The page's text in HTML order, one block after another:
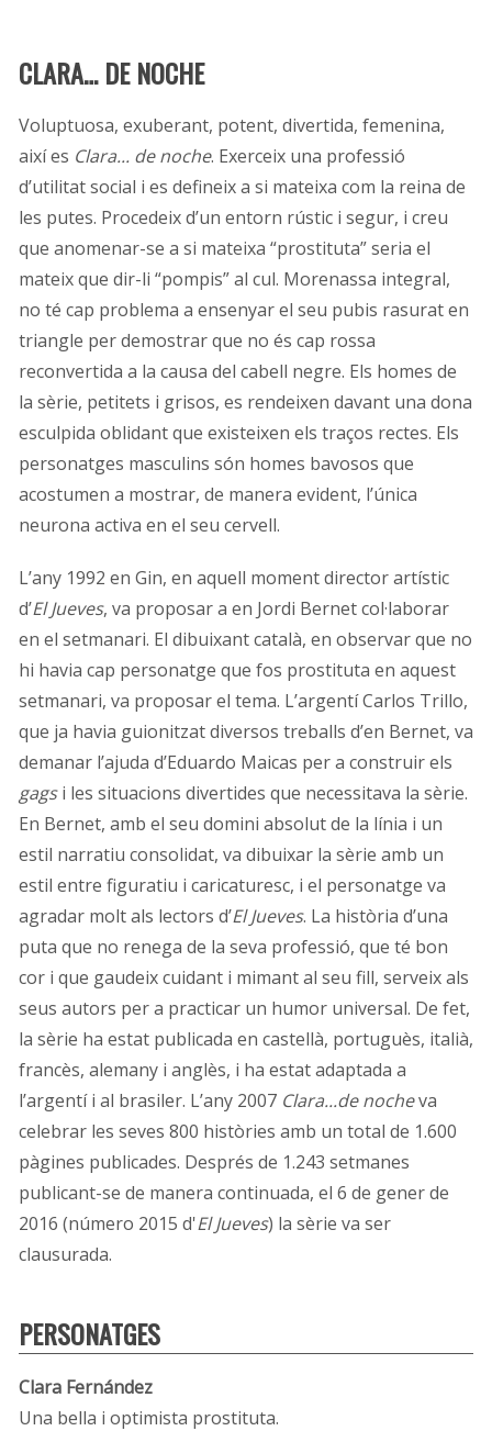
CLARA… DE NOCHE
Voluptuosa, exuberant, potent, divertida, femenina,
així es Clara... de noche. Exerceix una professió
d’utilitat social i es defineix a si mateixa com la reina de
les putes. Procedeix d’un entorn rústic i segur, i creu
que anomenar-se a si mateixa “prostituta” seria el
mateix que dir-li “pompis” al cul. Morenassa integral,
no té cap problema a ensenyar el seu pubis rasurat en
triangle per demostrar que no és cap rossa
reconvertida a la causa del cabell negre. Els homes de
la sèrie, petitets i grisos, es rendeixen davant una dona
esculpida oblidant que existeixen els traços rectes. Els
personatges masculins són homes bavosos que
acostumen a mostrar, de manera evident, l’única
neurona activa en el seu cervell.
L’any 1992 en Gin, en aquell moment director artístic
d’El Jueves, va proposar a en Jordi Bernet col·laborar
en el setmanari. El dibuixant català, en observar que no
hi havia cap personatge que fos prostituta en aquest
setmanari, va proposar el tema. L’argentí Carlos Trillo,
que ja havia guionitzat diversos treballs d’en Bernet, va
demanar l’ajuda d’Eduardo Maicas per a construir els
gagsi les situacions divertides que necessitava la sèrie.
En Bernet, amb el seu domini absolut de la línia i un
estil narratiu consolidat, va dibuixar la sèrie amb un
estil entre figuratiu i caricaturesc, i el personatge va
agradar molt als lectors d’El Jueves. La història d’una
puta que no renega de la seva professió, que té bon
cor i que gaudeix cuidant i mimant al seu fill, serveix als
seus autors per a practicar un humor universal. De fet,
la sèrie ha estat publicada en castellà, portuguès, italià,
francès, alemany i anglès, i ha estat adaptada a
l’argentí i al brasiler. L’any 2007 Clara...de nocheva
celebrar les seves 800 històries amb un total de 1.600
pàgines publicades. Després de 1.243 setmanes
publicant-se de manera continuada, el 6 de gener de
2016 (número 2015 d'El Jueves) la sèrie va ser
clausurada.
PERSONATGES
Clara Fernández
Una bella i optimista prostituta.